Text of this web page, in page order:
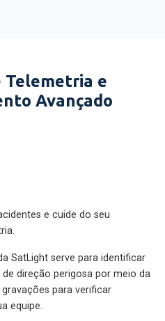
Telemetria e
Avançado
e cuide do seu
SatLight serve para identificar
direção perigosa por meio da
para verificar
equipe.